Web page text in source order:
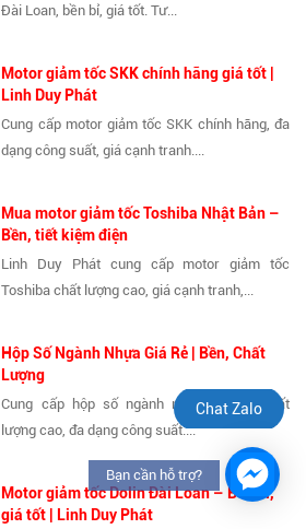
Đài Loan, bền bỉ, giá tốt. Tư...
Motor giảm tốc SKK chính hãng giá tốt |
Linh Duy Phát
Cung cấp motor giảm tốc SKK chính hãng, đa
dạng công suất, giá cạnh tranh....
Mua motor giảm tốc Toshiba Nhật Bản –
Bền, tiết kiệm điện
Linh Duy Phát cung cấp motor giảm tốc
Toshiba chất lượng cao, giá cạnh tranh,...
Hộp Số Ngành Nhựa Giá Rẻ | Bền, Chất
Lượng
Cung cấp hộp số ngành nhựa giá rẻ, chất
lượng cao, đa dạng công suất....
Motor giảm tốc Dolin Đài Loan – Bền bỉ,
giá tốt | Linh Duy Phát
Chat Zalo
Bạn cần hỗ trợ?